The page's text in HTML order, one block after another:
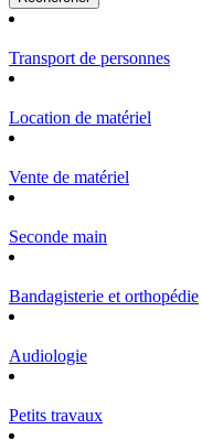
Transport de personnes
Location de matériel
Vente de matériel
Seconde main
Bandagisterie et orthopédie
Audiologie
Petits travaux